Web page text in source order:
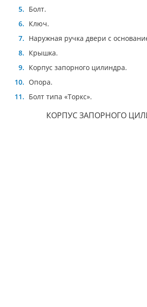
Болт.
Ключ.
Наружная ручка двери с
Крышка.
Корпус запорного цилиндра.
Опора.
Болт типа «Торкс».
КОРПУС ЗАПОРНОГО